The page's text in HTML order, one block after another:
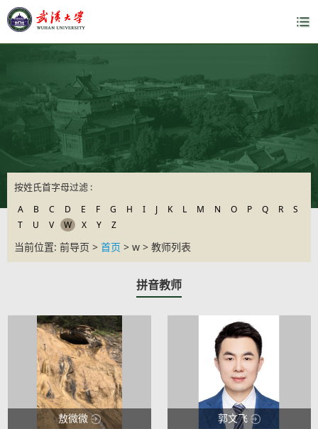
按姓氏首字母过滤 :
A B C D E F G H I J K L M N O P Q R
S
T
U V W X Y Z
当前位置: 前导页 > 首页 > w > 教师列表
拼音教师
敖微微 郭文飞